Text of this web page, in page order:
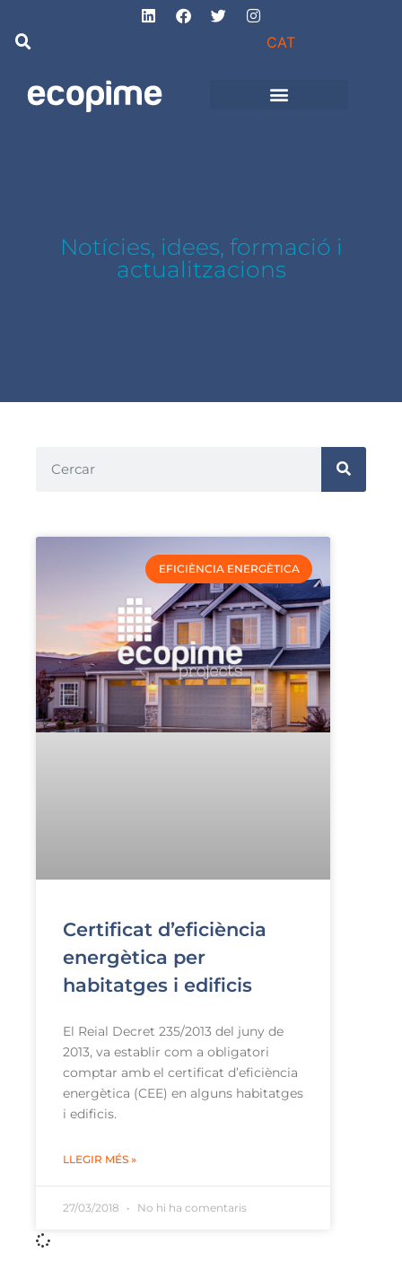
CAT
Notícies, idees, formació i
actualitzacions
EFICIÈNCIA ENERGÈTICA
Certificat d’eficiència
energètica per
habitatges i edificis
El Reial Decret 235/2013 del juny de
2013, va establir com a obligatori
comptar amb el certificat d’eficiència
energètica (CEE) en alguns habitatges
i edificis.
LLEGIR MÉS »
27/03/2018 No hi ha comentaris